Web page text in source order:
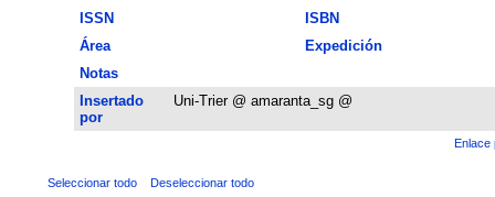
ISSN
ISBN
Área
Expedición
Notas
Insertado
por
Uni-Trier @ amaranta_sg @
Enlace
Seleccionar todo Deseleccionar todo